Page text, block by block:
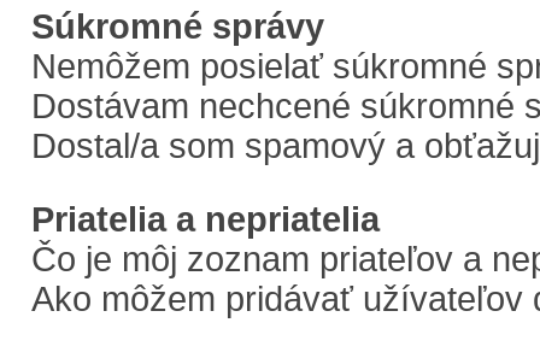
Súkromné správy
Nemôžem posielať súkromné
Dostávam nechcené súkromné
Dostal/a som spamový a
Priatelia a nepriatelia
Čo je môj zoznam priateľov a
Ako môžem pridávať užívateľov